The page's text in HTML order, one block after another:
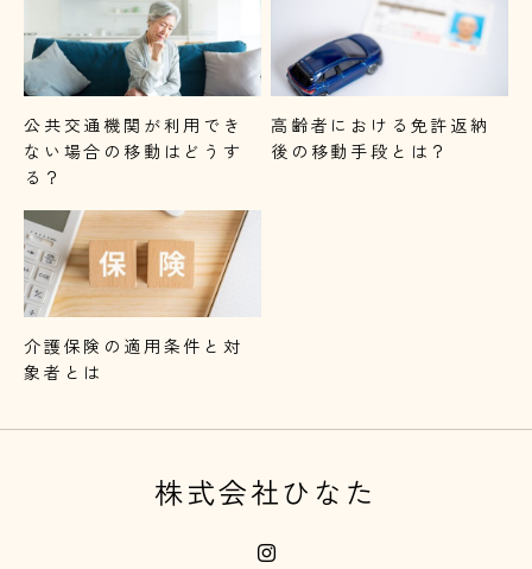
公共交通機関が利用でき
ない場合の移動はどうす
る？
高齢者における免許返納
後の移動手段とは？
介護保険の適用条件と対
象者とは
株式会社ひなた